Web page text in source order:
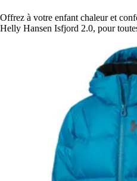
Offrez à votre enfant chaleur et
Helly Hansen Isfjord 2.0, pour